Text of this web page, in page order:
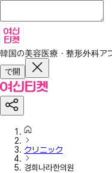
韓国の美容医療・整形外科ア
で開
クリニック
경희나라한의원